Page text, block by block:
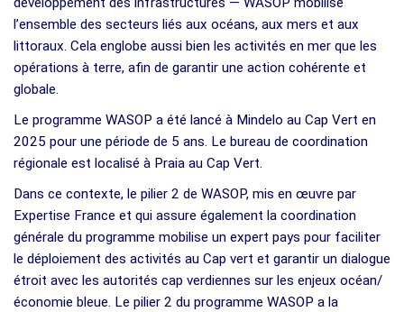
l’ensemble des secteurs liés aux océans, aux mers et aux
littoraux. Cela englobe aussi bien les activités en mer que les
opérations à terre, afin de garantir une action cohérente et
globale.
Le programme WASOP a été lancé à Mindelo au Cap Vert en
2025 pour une période de 5 ans. Le bureau de coordination
régionale est localisé à Praia au Cap Vert.
Dans ce contexte, le pilier 2 de WASOP, mis en œuvre par
Expertise France et qui assure également la coordination
générale du programme mobilise un expert pays pour faciliter
le déploiement des activités au Cap vert et garantir un dialogue
étroit avec les autorités cap verdiennes sur les enjeux océan/
économie bleue. Le pilier 2 du programme WASOP a la